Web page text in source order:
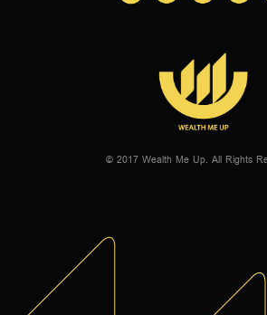
© 2017 Wealth Me Up. All Rights